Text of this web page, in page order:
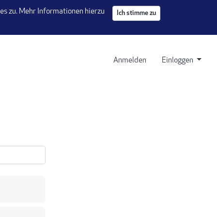
Ich stimme zu
zu. Mehr Informationen hierzu
Anmelden Einloggen